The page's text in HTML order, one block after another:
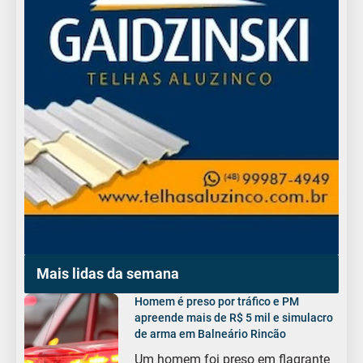
Mais lidas da semana
Homem é preso por tráfico e PM
apreende mais de R$ 5 mil e simulacro
de arma em Balneário Rincão
Um homem foi preso em flagrante